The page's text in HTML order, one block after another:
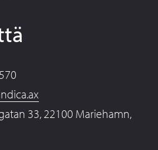
33, 22100 Mariehamn,